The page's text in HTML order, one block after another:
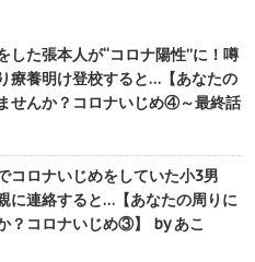
した張本人が“コロナ陽性”に！噂
療養明け登校すると…【あなたの
せんか？コロナいじめ④～最終話
コロナいじめをしていた小3男
に連絡すると…【あなたの周りに
？コロナいじめ③】 by あこ